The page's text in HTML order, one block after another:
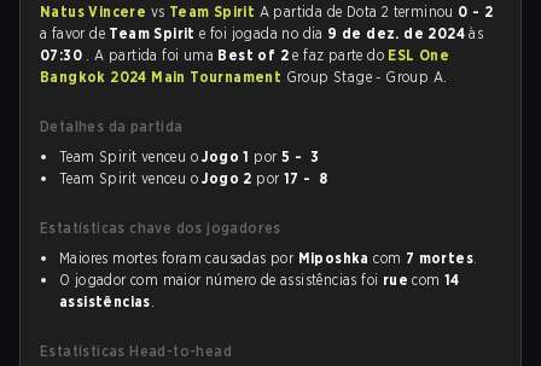
Natus Vincere vs Team Spirit A partida de Dota 2 terminou 0 - 2
a favor de Team Spirite foi jogada no dia 9 de dez. de 2024às
07:30 . A partida foi uma Best of 2e faz parte do ESL One
Bangkok 2024 Main Tournament Group Stage - Group A.
Detalhes da partida
Team Spirit venceu oJogo 1 por 5 - 3
Team Spirit venceu oJogo 2 por 17 - 8
Estatísticas chave dos jogadores
Maiores mortes foram causadas por Miposhka com 7 mortes.
O jogador com maior número de assistências foi rue com14
assistências.
Estatísticas Head-to-head